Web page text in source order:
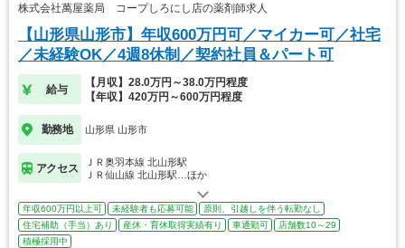
株式会社萬屋薬局 コープしろにし店の薬剤師求人
【山形県山形市】年収600万円可／マイカー可／社宅
／未経験OK／4週8休制／契約社員＆パート可
給与
【月収】28.0万円～38.0万円程度
【年収】420万円～600万円程度
勤務地 山形県 山形市
アクセス
ＪＲ奥羽本線 北山形駅
ＪＲ仙山線 北山形駅…ほか
年収600万円以上可 未経験者も応募可能
原則、引越しを伴う転勤なし
住宅補助（手当）あり
産休・育休取得実績有り 車通勤可
店舗数10～29
積極採用中